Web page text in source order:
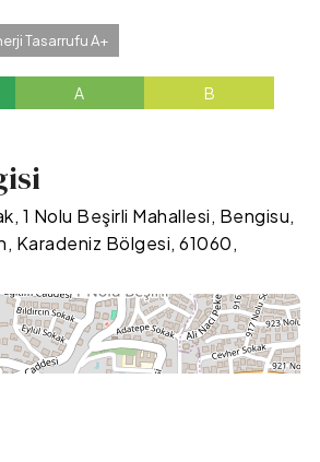
Tasarrufu A+
A B
1 Nolu Beşirli Mahallesi, Bengisu,
Karadeniz Bölgesi, 61060,